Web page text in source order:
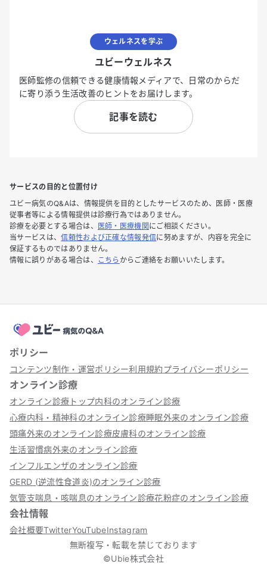
ウェルネスを学ぶ
ユビーウェルネス
医師監修の信頼できる健康情報メディアで、日常のからだ
に寄り添う生活改善のヒントをお届けします。
記事を読む
サービスの目的と位置付け
ユビー病気のQ&Aは、情報提供を目的としたサービスのため、医師・医療
従事者等による情報提供は診療行為ではありません。
診療を必要とする場合は、
医師・医療機関 にご相談ください。
当サービスは、信頼性および正確な情報発信に努めますが、内容を完全に
保証するものではありません。
情報に誤りがある場合は、
こちら からご連絡をお願いいたします。
ポリシー
コンテンツ制作・運営ポリシー利用規約プライバシーポリシー
オンライン診療
オンライン診療トップ内科のオンライン診療
心療内科・精神科のオンライン診療睡眠外来のオンライン診療
頭痛外来のオンライン診療皮膚科のオンライン診療
生活習慣病外来のオンライン診療
インフルエンザのオンライン診療
GERD (逆流性食道炎)のオンライン診療
気管支喘息・咳喘息のオンライン診療花粉症のオンライン診療
会社情報
会社概要TwitterYouTubeInstagram
無断複写・転載を禁じております
©Ubie株式会社